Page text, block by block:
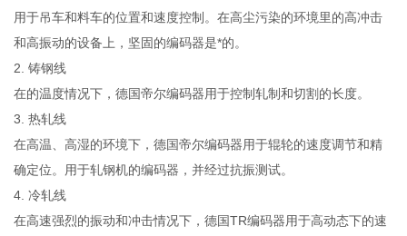
用于吊车和料车的位置和速度控制。在高尘污染的环境里的高冲击
和高振动的设备上，坚固的编码器是*的。
2. 铸钢线
在的温度情况下，德国帝尔编码器用于控制轧制和切割的长度。
3. 热轧线
在高温、高湿的环境下，德国帝尔编码器用于辊轮的速度调节和精
确定位。用于轧钢机的编码器，并经过抗振测试。
4. 冷轧线
在高速强烈的振动和冲击情况下，德国TR编码器用于高动态下的速